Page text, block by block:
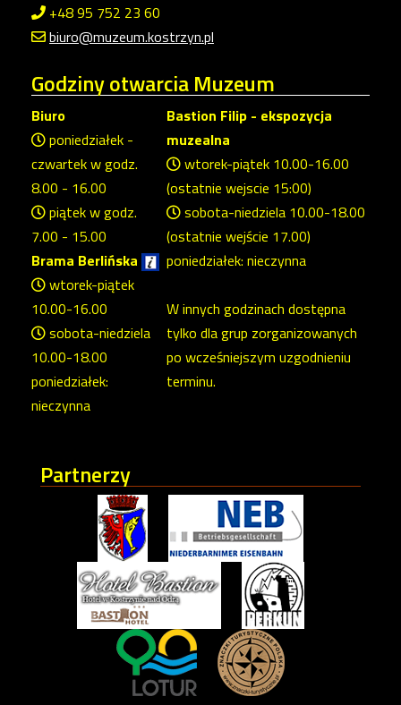
+48 95 752 23 60
biuro@muzeum.kostrzyn.pl
Godzinyotwarcia Muzeum
Biuro
poniedziałek -
czwartek w godz.
8.00 - 16.00
piątek w godz.
7.00 - 15.00
Brama Berlińska
wtorek-piątek
10.00-16.00
sobota-niedziela
10.00-18.00
poniedziałek:
nieczynna
Bastion Filip - ekspozycja
muzealna
wtorek-piątek 10.00-16.00
(ostatnie wejscie 15:00)
sobota-niedziela 10.00-18.00
(ostatnie wejście 17.00)
poniedziałek: nieczynna
W innych godzinach dostępna
tylko dla grup zorganizowanych
po wcześniejszym uzgodnieniu
terminu.
Partnerzy